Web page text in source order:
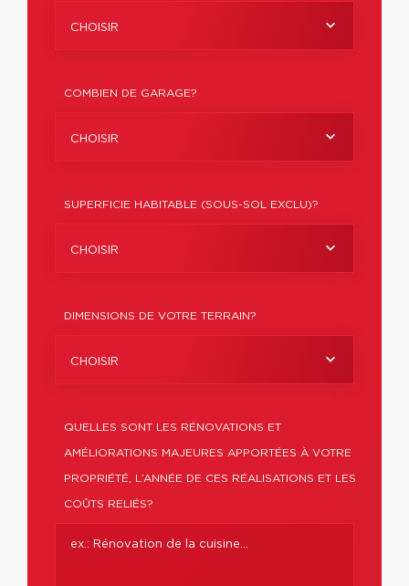
CHOISIR
COMBIEN DE GARAGE?
CHOISIR
SUPERFICIE HABITABLE (SOUS-SOL EXCLU)?
CHOISIR
DIMENSIONS DE VOTRE TERRAIN?
CHOISIR
QUELLES SONT LES RÉNOVATIONS ET
AMÉLIORATIONS MAJEURES APPORTÉES À VOTRE
PROPRIÉTÉ, L’ANNÉE DE CES RÉALISATIONS ET LES
COÛTS RELIÉS?